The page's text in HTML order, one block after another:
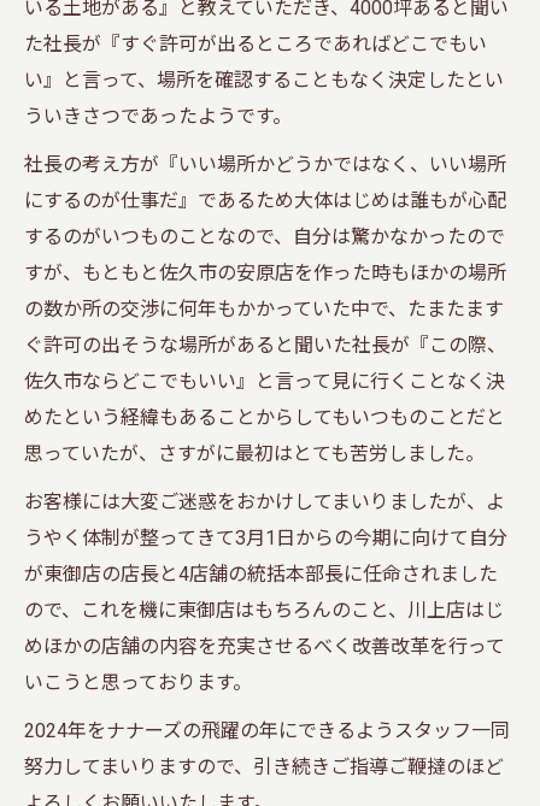
いる土地がある』と教えていただき、4000坪あると聞い
た社長が『すぐ許可が出るところであればどこでもい
い』と言って、場所を確認することもなく決定したとい
ういきさつであったようです。
社長の考え方が『いい場所かどうかではなく、いい場所
にするのが仕事だ』であるため大体はじめは誰もが心配
するのがいつものことなので、自分は驚かなかったので
すが、もともと佐久市の安原店を作った時もほかの場所
の数か所の交渉に何年もかかっていた中で、たまたます
ぐ許可の出そうな場所があると聞いた社長が『この際、
佐久市ならどこでもいい』と言って見に行くことなく決
めたという経緯もあることからしてもいつものことだと
思っていたが、さすがに最初はとても苦労しました。
お客様には大変ご迷惑をおかけしてまいりましたが、よ
うやく体制が整ってきて3月1日からの今期に向けて自分
が東御店の店長と4店舗の統括本部長に任命されました
ので、これを機に東御店はもちろんのこと、川上店はじ
めほかの店舗の内容を充実させるべく改善改革を行って
いこうと思っております。
2024年をナナーズの飛躍の年にできるようスタッフ一同
努力してまいりますので、引き続きご指導ご鞭撻のほど